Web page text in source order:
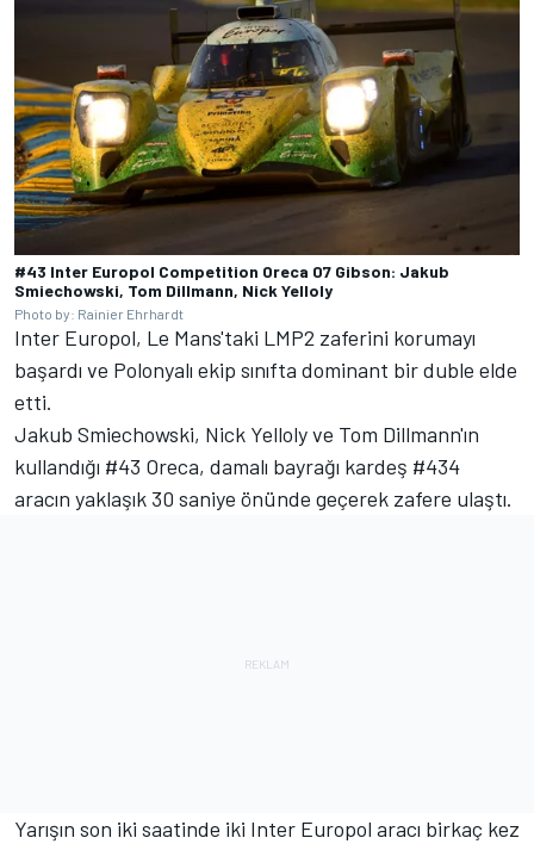
#43 Inter Europol Competition Oreca 07 Gibson: Jakub
Smiechowski, Tom Dillmann, Nick Yelloly
Photo by: Rainier Ehrhardt
Inter Europol, Le Mans'taki LMP2 zaferini korumayı
başardı ve Polonyalı ekip sınıfta dominant bir duble elde
etti.
Jakub Smiechowski, Nick Yelloly ve Tom Dillmann'ın
kullandığı #43 Oreca, damalı bayrağı kardeş #434
aracın yaklaşık 30 saniye önünde geçerek zafere ulaştı.
Yarışın son iki saatinde iki Inter Europol aracı birkaç kez